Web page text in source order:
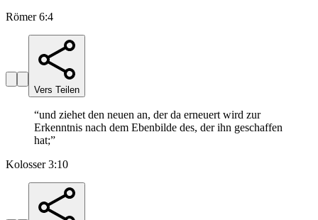
Römer 6:4
Vers Teilen
“und ziehet den neuen an, der da erneuert wird zur
Erkenntnis nach dem Ebenbilde des, der ihn geschaffen
hat;”
Kolosser 3:10